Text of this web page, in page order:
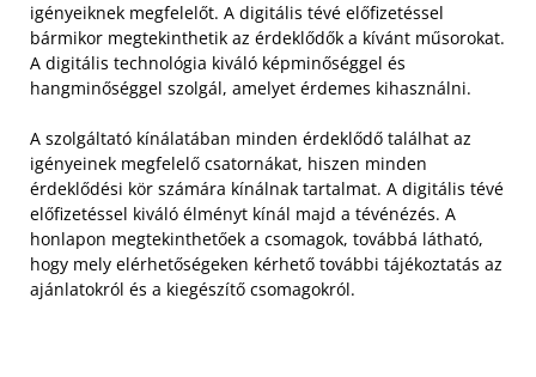
igényeiknek megfelelőt. A digitális tévé előfizetéssel
bármikor megtekinthetik az érdeklődők a kívánt műsorokat.
A digitális technológia kiváló képminőséggel és
hangminőséggel szolgál, amelyet érdemes kihasználni.
A szolgáltató kínálatában minden érdeklődő találhat az
igényeinek megfelelő csatornákat, hiszen minden
érdeklődési kör számára kínálnak tartalmat. A digitális tévé
előfizetéssel kiváló élményt kínál majd a tévénézés. A
honlapon megtekinthetőek a csomagok, továbbá látható,
hogy mely elérhetőségeken kérhető további tájékoztatás az
ajánlatokról és a kiegészítő csomagokról.